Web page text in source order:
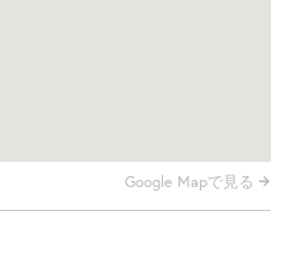
Google Mapで見る